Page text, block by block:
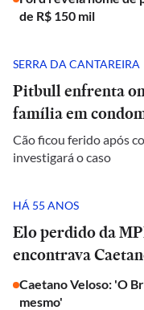
de R$ 150 mil
SERRA DA CANTAREIRA
Pitbull enfrenta
família em
Cão ficou ferido após
investigará o caso
HÁ 55 ANOS
Elo perdido da
encontrava
Caetano Veloso: 'O
mesmo'